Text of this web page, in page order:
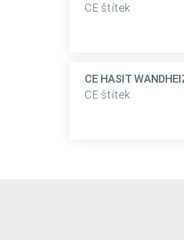
CE štítek
CE HASIT
CE štítek